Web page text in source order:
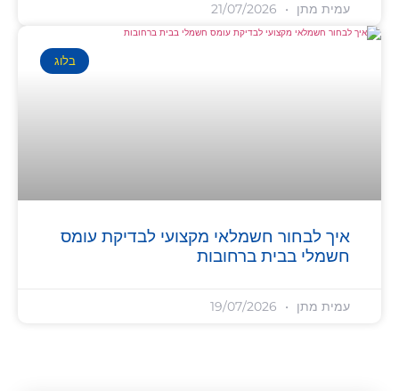
עמית מתן
בלוג
איך לבחור חשמלאי מקצועי לבדיקת עומס
חשמלי בבית ברחובות
עמית מתן